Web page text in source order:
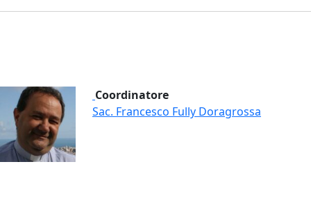
Coordinatore
Sac. Francesco Fully Doragrossa